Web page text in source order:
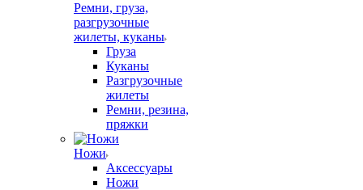
Ремни, груза,
разгрузочные
жилеты, куканы
Груза
Куканы
Разгрузочные
жилеты
Ремни, резина,
пряжки
Ножи
Аксессуары
Ножи